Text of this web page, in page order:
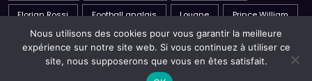
Politique de confidentialité C.G.U
A propos
Nous contacter
Nous utilisons des cookies pour vous garantir la meilleure
expérience sur notre site web. Si vous continuez à utiliser ce
site, nous supposerons que vous en êtes satisfait.